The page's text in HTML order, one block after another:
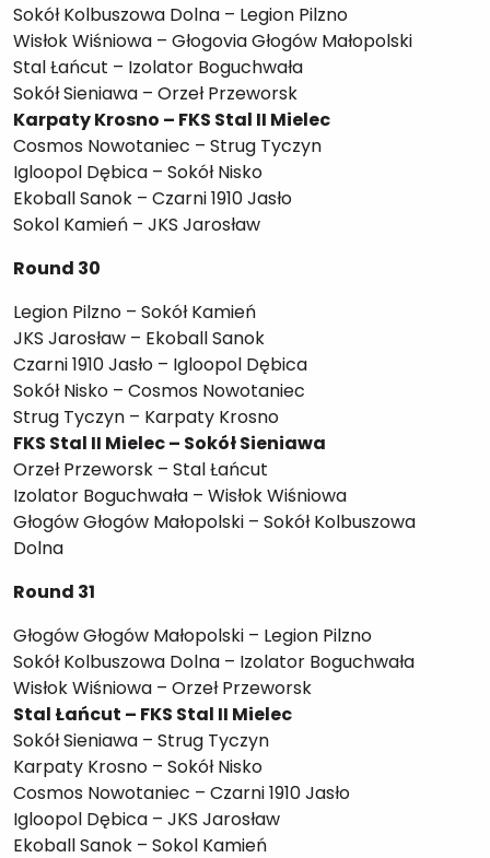
Sokół Kolbuszowa Dolna – Legion Pilzno
Wisłok Wiśniowa – Głogovia Głogów Małopolski
Stal Łańcut – Izolator Boguchwała
Sokół Sieniawa – Orzeł Przeworsk
Karpaty Krosno – FKS Stal II Mielec
Cosmos Nowotaniec – Strug Tyczyn
Igloopol Dębica – Sokół Nisko
Ekoball Sanok – Czarni 1910 Jasło
Sokol Kamień – JKS Jarosław
Round 30
Legion Pilzno – Sokół Kamień
JKS Jarosław – Ekoball Sanok
Czarni 1910 Jasło – Igloopol Dębica
Sokół Nisko – Cosmos Nowotaniec
Strug Tyczyn – Karpaty Krosno
FKS Stal II Mielec – Sokół Sieniawa
Orzeł Przeworsk – Stal Łańcut
Izolator Boguchwała – Wisłok Wiśniowa
Głogów Głogów Małopolski – Sokół Kolbuszowa
Dolna
Round 31
Głogów Głogów Małopolski – Legion Pilzno
Sokół Kolbuszowa Dolna – Izolator Boguchwała
Wisłok Wiśniowa – Orzeł Przeworsk
Stal Łańcut – FKS Stal II Mielec
Sokół Sieniawa – Strug Tyczyn
Karpaty Krosno – Sokół Nisko
Cosmos Nowotaniec – Czarni 1910 Jasło
Igloopol Dębica – JKS Jarosław
Ekoball Sanok – Sokol Kamień